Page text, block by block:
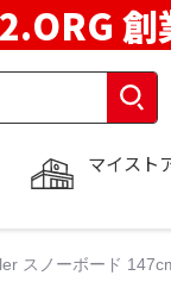
創
マイスト
スノーボード